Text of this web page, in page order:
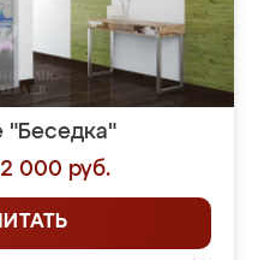
"Беседка"
000 руб.